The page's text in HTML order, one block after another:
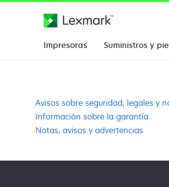
Impresoras Suministros y
Avisos sobre seguridad, legales y
Información sobre la garantía
Notas, avisos y advertencias